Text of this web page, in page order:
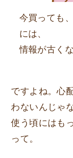
今買っても
には、
情報が古く
ですよね。心
わないんじゃ
使う頃にはも
って。